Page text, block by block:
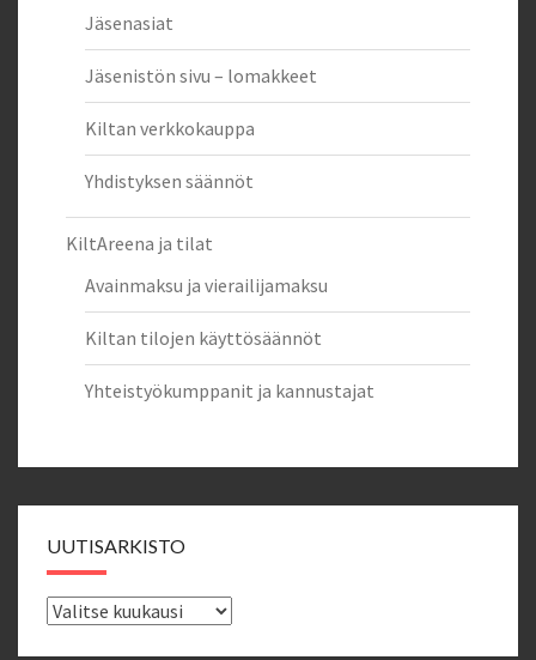
Jäsenasiat
Jäsenistön sivu – lomakkeet
Kiltan verkkokauppa
Yhdistyksen säännöt
KiltAreena ja tilat
Avainmaksu ja vierailijamaksu
Kiltan tilojen käyttösäännöt
Yhteistyökumppanit ja kannustajat
UUTISARKISTO
Uutisarkisto